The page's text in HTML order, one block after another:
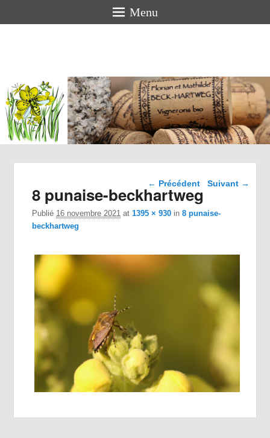
Menu
BECK-
HARTWEG
Vigneron bio en Alsace
Navigation dans les
← Précédent Suivant →
8 punaise-beckhartweg
Publié 16 novembre 2021 at1395 × 930 in8 punaise-
beckhartweg